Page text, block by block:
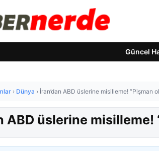
Güncel
› Dünya › İran’dan ABD üslerine misilleme! “Pişman
ABD üslerine misilleme!